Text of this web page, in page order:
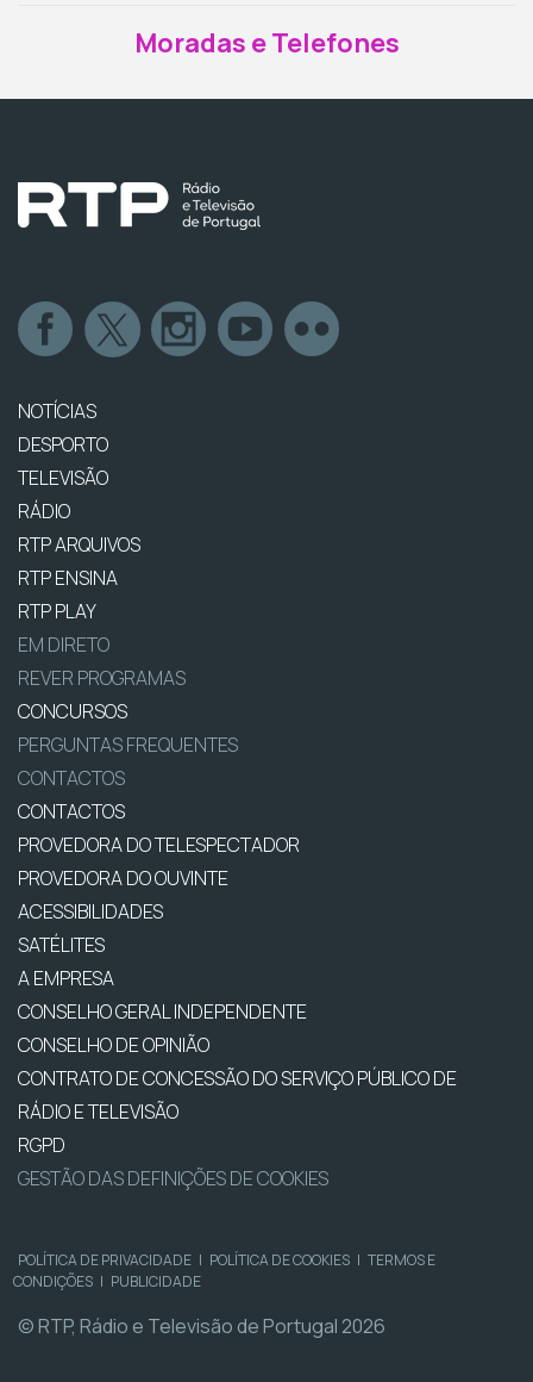
Moradas e Telefones
NOTÍCIAS
DESPORTO
TELEVISÃO
RÁDIO
RTP ARQUIVOS
RTP ENSINA
RTP PLAY
EM DIRETO
REVER PROGRAMAS
CONCURSOS
PERGUNTAS FREQUENTES
CONTACTOS
CONTACTOS
PROVEDORA DO TELESPECTADOR
PROVEDORA DO OUVINTE
ACESSIBILIDADES
SATÉLITES
A EMPRESA
CONSELHO GERAL INDEPENDENTE
CONSELHO DE OPINIÃO
CONTRATO DE CONCESSÃO DO SERVIÇO PÚBLICO DE
RÁDIO E TELEVISÃO
RGPD
GESTÃO DAS DEFINIÇÕES DE COOKIES
POLÍTICA DE PRIVACIDADE | POLÍTICA DE COOKIES | TERMOS E
CONDIÇÕES | PUBLICIDADE
© RTP, Rádio e Televisão de Portugal 2026